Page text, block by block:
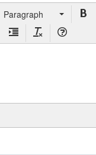
Paragraph